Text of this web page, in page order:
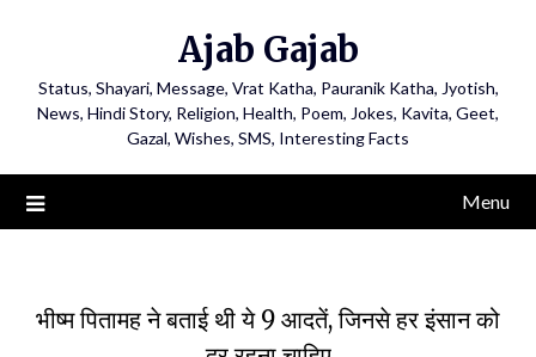
Ajab Gajab
Status, Shayari, Message, Vrat Katha, Pauranik Katha, Jyotish,
News, Hindi Story, Religion, Health, Poem, Jokes, Kavita, Geet,
Gazal, Wishes, SMS, Interesting Facts
Menu
भीष्म पितामह ने बताई थी ये 9 आदतें, जिनसे हर इंसान को